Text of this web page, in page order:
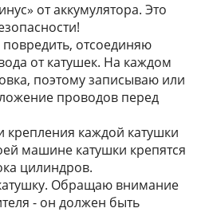
от аккумулятора. Это
отсоединяю
от катушек. На каждом
поэтому записываю или
проводов перед
крепления каждой катушки
машине катушки крепятся
цилиндров.
Обращаю внимание
- он должен быть